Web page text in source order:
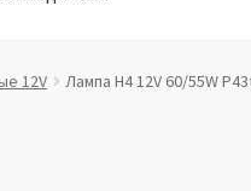
обработки
12V Лампа H4 12V 60/55W